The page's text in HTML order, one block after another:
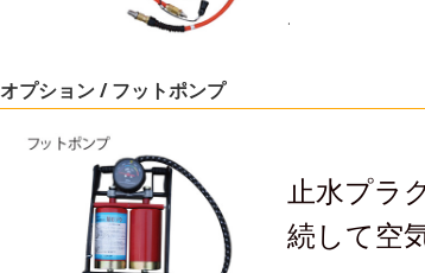
.
オプション / フットポンプ
止水プラ
続して空